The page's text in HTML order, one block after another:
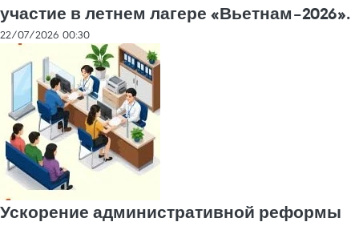
участие в летнем лагере «Вьетнам–2026».
22/07/2026 00:30
Ускорение административной реформы